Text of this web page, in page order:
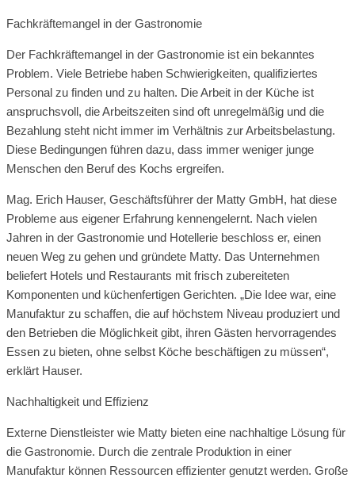
Fachkräftemangel in der Gastronomie
Der Fachkräftemangel in der Gastronomie ist ein bekanntes
Problem. Viele Betriebe haben Schwierigkeiten, qualifiziertes
Personal zu finden und zu halten. Die Arbeit in der Küche ist
anspruchsvoll, die Arbeitszeiten sind oft unregelmäßig und die
Bezahlung steht nicht immer im Verhältnis zur Arbeitsbelastung.
Diese Bedingungen führen dazu, dass immer weniger junge
Menschen den Beruf des Kochs ergreifen.
Mag. Erich Hauser, Geschäftsführer der Matty GmbH, hat diese
Probleme aus eigener Erfahrung kennengelernt. Nach vielen
Jahren in der Gastronomie und Hotellerie beschloss er, einen
neuen Weg zu gehen und gründete Matty. Das Unternehmen
beliefert Hotels und Restaurants mit frisch zubereiteten
Komponenten und küchenfertigen Gerichten. „Die Idee war, eine
Manufaktur zu schaffen, die auf höchstem Niveau produziert und
den Betrieben die Möglichkeit gibt, ihren Gästen hervorragendes
Essen zu bieten, ohne selbst Köche beschäftigen zu müssen“,
erklärt Hauser.
Nachhaltigkeit und Effizienz
Externe Dienstleister wie Matty bieten eine nachhaltige Lösung für
die Gastronomie. Durch die zentrale Produktion in einer
Manufaktur können Ressourcen effizienter genutzt werden. Große